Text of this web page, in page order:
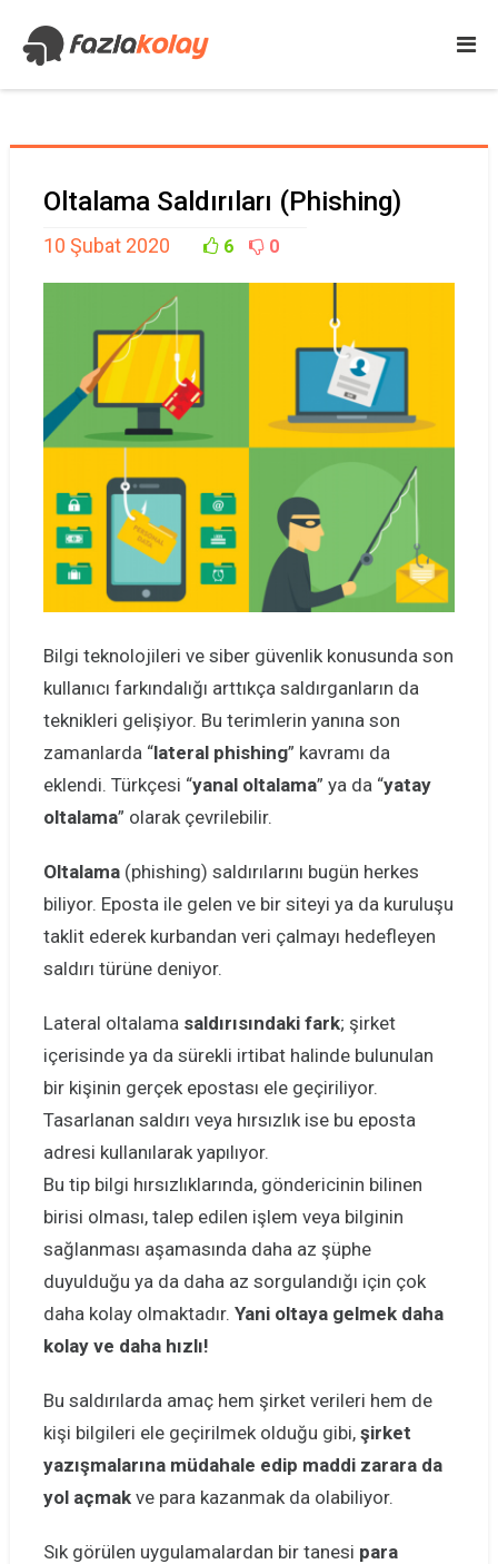
Oltalama Saldırıları (Phishing)
10 Şubat 2020 6 0
Bilgi teknolojileri ve siber güvenlik konusunda son
kullanıcı farkındalığı arttıkça saldırganların da
teknikleri gelişiyor. Bu terimlerin yanına son
zamanlarda “lateral phishing” kavramı da
eklendi. Türkçesi “yanal oltalama” ya da “yatay
oltalama” olarak çevrilebilir.
Oltalama(phishing) saldırılarını bugün herkes
biliyor. Eposta ile gelen ve bir siteyi ya da kuruluşu
taklit ederek kurbandan veri çalmayı hedefleyen
saldırı türüne deniyor.
Lateral oltalama saldırısındaki fark; şirket
içerisinde ya da sürekli irtibat halinde bulunulan
bir kişinin gerçek epostası ele geçiriliyor.
Tasarlanan saldırı veya hırsızlık ise bu eposta
adresi kullanılarak yapılıyor.
Bu tip bilgi hırsızlıklarında, göndericinin bilinen
birisi olması, talep edilen işlem veya bilginin
sağlanması aşamasında daha az şüphe
duyulduğu ya da daha az sorgulandığı için çok
daha kolay olmaktadır. Yani oltaya gelmek daha
kolay ve daha hızlı!
Bu saldırılarda amaç hem şirket verileri hem de
kişi bilgileri ele geçirilmek olduğu gibi, şirket
yazışmalarına müdahale edip maddi zarara da
yol açmakve para kazanmak da olabiliyor.
Sık görülen uygulamalardan bir tanesi para